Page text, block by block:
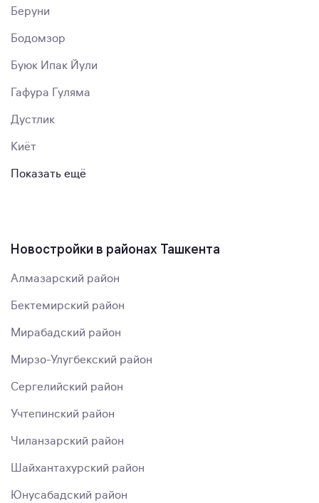
Беруни
Бодомзор
Буюк Ипак Йули
Гафура Гуляма
Дустлик
Киёт
Показать ещё
Новостройки в районах Ташкента
Алмазарский район
Бектемирский район
Мирабадский район
Мирзо-Улугбекский район
Сергелийский район
Учтепинский район
Чиланзарский район
Шайхантахурский район
Юнусабадский район